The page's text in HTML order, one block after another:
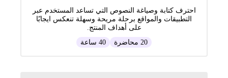
احترف كتابة وصياغة النصوص التي تساعد المستخدم عبر
التطبيقات والمواقع برحلة مريحة وسهلة تنعكس ايجابًا
على أهداف المنتج.
20 محاضرة
40 ساعة